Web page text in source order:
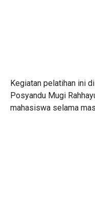
Kegiatan pelatihan ini
Posyandu Mugi
mahasiswa selama